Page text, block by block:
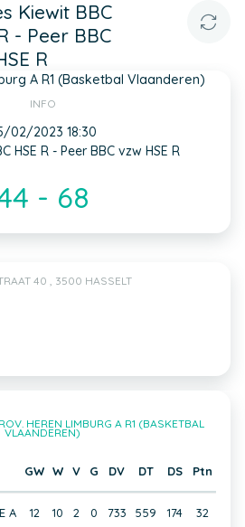
Kiewit BBC
- Peer BBC
R
A R1 (Basketbal Vlaanderen)
INFO
02/2023 18:30
HSE R - Peer BBC vzw HSE R
- 68
40 , 3500 HASSELT
HEREN LIMBURG A R1 (BASKETBAL
VLAANDEREN)
GW W V G DV DT DS Ptn
A 12 10 2 0 733 559 174 32